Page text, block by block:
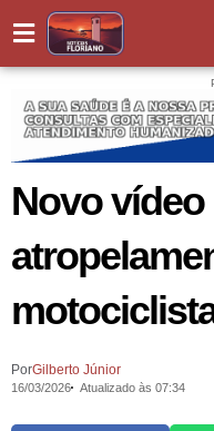
Novo vídeo
PorGilberto Júnior
16/03/2026 Atualizado às 07:34